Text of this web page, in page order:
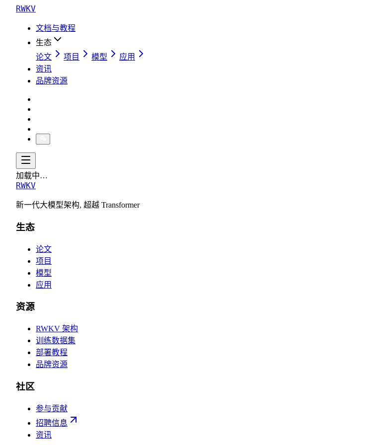
RWKV
文档与教程
生态
论文
项目 模型
应用
资讯
品牌资源
加载中…
RWKV
新一代大模型架构, 超越 Transformer
生态
论文
项目
模型
应用
资源
RWKV 架构
训练数据集
部署教程
品牌资源
社区
参与贡献
招聘信息
资讯